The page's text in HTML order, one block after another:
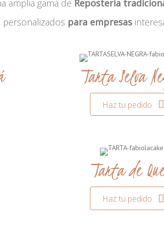
amplia gama de Repostería
personalizados para empresas
Tarta Selva
Haz tu pedido
Tarta de
Haz tu pedido